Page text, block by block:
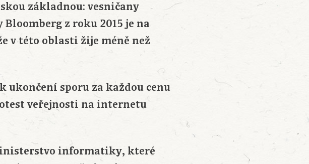
základnou: vesničany
z roku 2015 je na
v této oblasti žije méně než
sporu za každou cenu
veřejnosti na internetu
informatiky, které